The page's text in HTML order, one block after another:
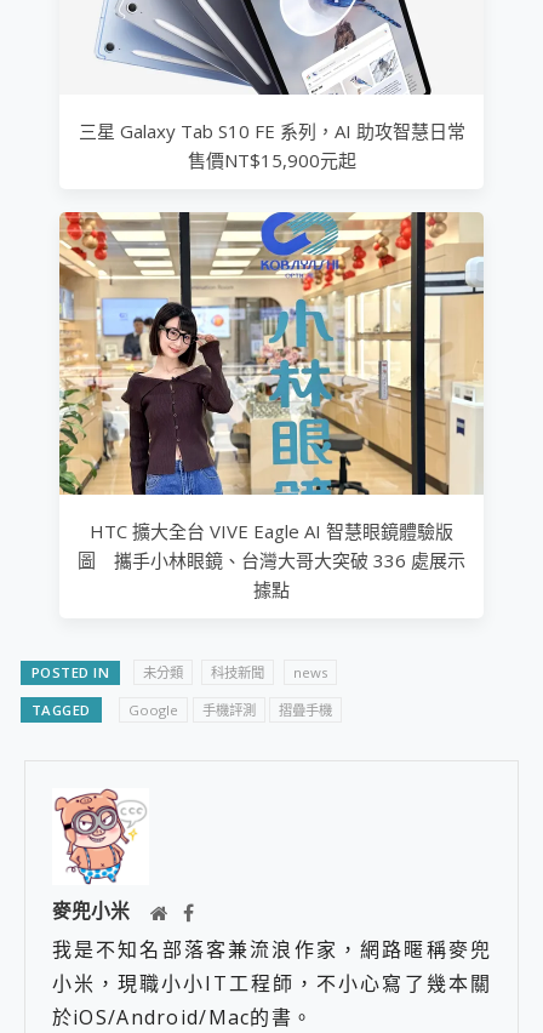
三星 Galaxy Tab S10 FE 系列，AI 助攻智慧日常
售價NT$15,900元起
HTC 擴大全台 VIVE Eagle AI 智慧眼鏡體驗版
圖 攜手小林眼鏡、台灣大哥大突破 336 處展示
據點
POSTED IN 未分類 科技新聞 news
TAGGED Google 手機評測 摺疊手機
麥兜小米
我是不知名部落客兼流浪作家，網路暱稱麥兜
小米，現職小小IT工程師，不小心寫了幾本關
於iOS/Android/Mac的書。